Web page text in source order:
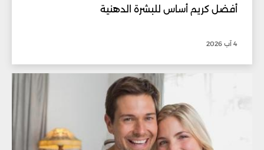
أفضل كريم أساس للبشرة الدهنية
4 آب 2026